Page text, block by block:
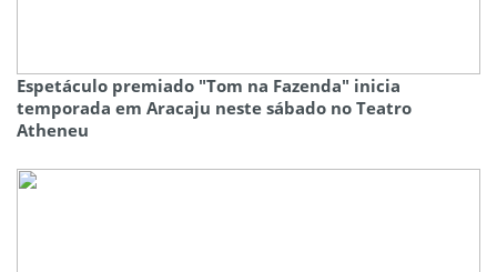
Espetáculo premiado "Tom na Fazenda" inicia
temporada em Aracaju neste sábado no Teatro
Atheneu